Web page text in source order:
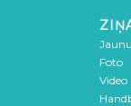
Foto
Video